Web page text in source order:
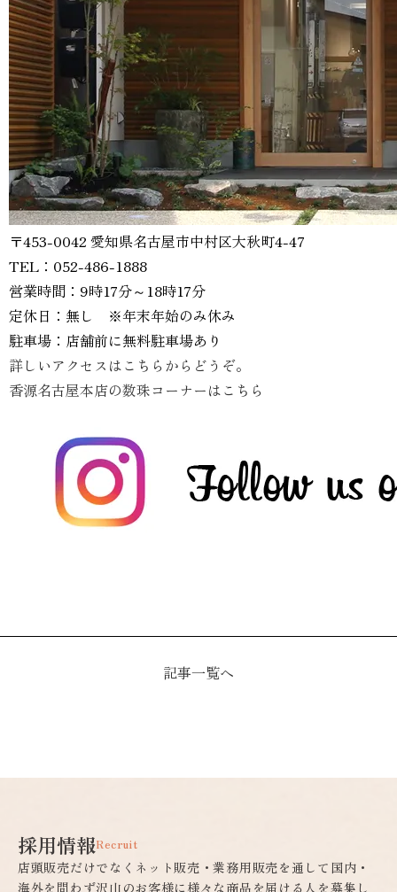
〒453-0042 愛知県名古屋市中村区大秋町4-47
TEL：052-486-1888
営業時間：9時17分～18時17分
定休日：無し ※年末年始のみ休み
駐車場：店舗前に無料駐車場あり
詳しいアクセスはこちらからどうぞ。
香源名古屋本店の数珠コーナーはこちら
記事一覧へ
採用情報Recruit
店頭販売だけでなくネット販売・業務用販売を通して国内・
海外を問わず沢山のお客様に様々な商品を届ける人を募集し